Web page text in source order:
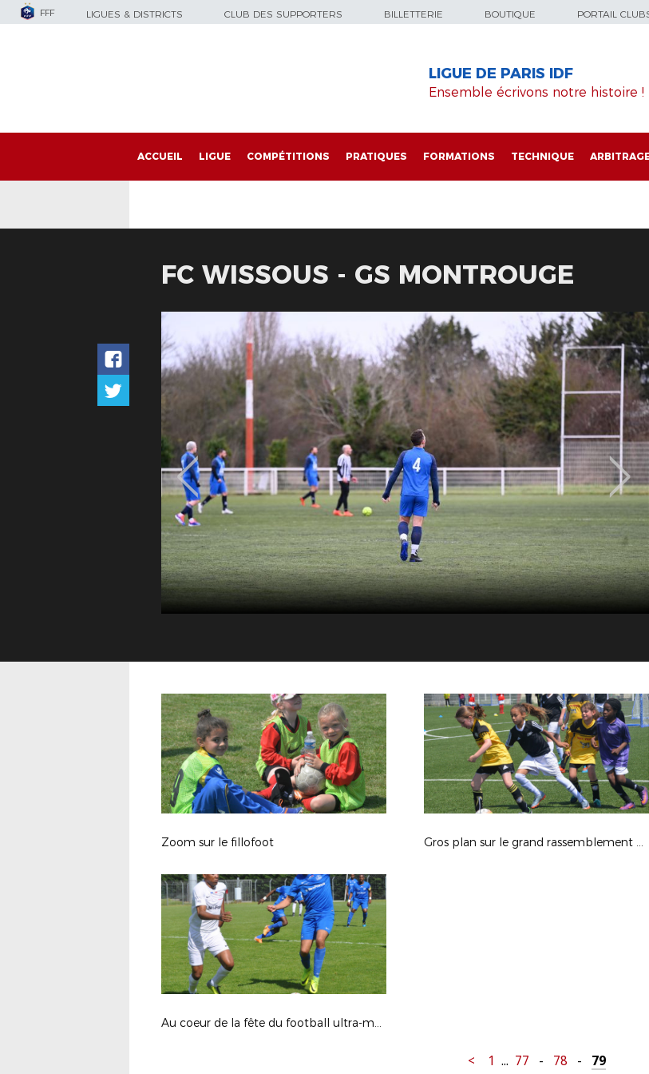
FFF LIGUES & DISTRICTS CLUB DES SUPPORTERS BILLETTERIE BOUTIQUE PORTAIL
LIGUE DE PARIS IDF
Ensemble écrivons notre histoire !
ACCUEIL LIGUE COMPÉTITIONS PRATIQUES FORMATIONS TECHNIQUE
FC WISSOUS - GS MONTROUGE
Zoom sur le fillofoot Gros plan sur le grand rassemblement fillofoot
Au coeur de la fête du football ultra-marin, le sacre de l'US Nett en images
< 1 ... 77 - 78 - 79